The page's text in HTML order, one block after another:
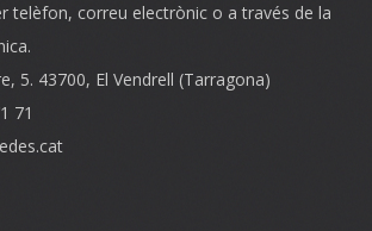
telèfon, correu electrònic o a través de la
5. 43700, El Vendrell (Tarragona)
71